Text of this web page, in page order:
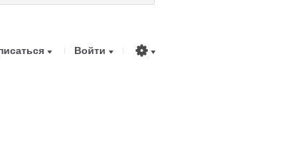
Войти